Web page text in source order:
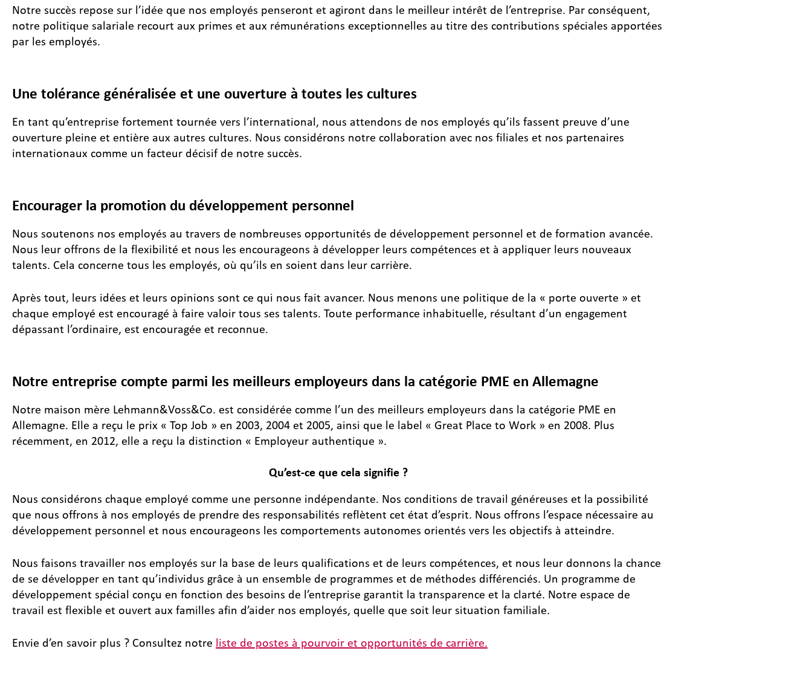
Notre succès repose sur l’idée que nos employés penseront et agiront dans le meilleur intérêt de l’entreprise. Par conséquent,
notre politique salariale recourt aux primes et aux rémunérations exceptionnelles au titre des contributions spéciales apportées
par les employés.
Une tolérance généralisée et une ouverture à toutes les cultures
En tant qu’entreprise fortement tournée vers l’international, nous attendons de nos employés qu’ils fassent preuve d’une
ouverture pleine et entière aux autres cultures. Nous considérons notre collaboration avec nos filiales et nos partenaires
internationaux comme un facteur décisif de notre succès.
Encourager la promotion du développement personnel
Nous soutenons nos employés au travers de nombreuses opportunités de développement personnel et de formation avancée.
Nous leur offrons de la flexibilité et nous les encourageons à développer leurs compétences et à appliquer leurs nouveaux
talents. Cela concerne tous les employés, où qu’ils en soient dans leur carrière.
Après tout, leurs idées et leurs opinions sont ce qui nous fait avancer. Nous menons une politique de la « porte ouverte » et
chaque employé est encouragé à faire valoir tous ses talents. Toute performance inhabituelle, résultant d’un engagement
dépassant l’ordinaire, est encouragée et reconnue.
Notre entreprise compte parmi les meilleurs employeurs dans la catégorie PME en Allemagne
Notre maison mère Lehmann&Voss&Co. est considérée comme l’un des meilleurs employeurs dans la catégorie PME en
Allemagne. Elle a reçu le prix « Top Job » en 2003, 2004 et 2005, ainsi que le label « Great Place to Work » en 2008. Plus
récemment, en 2012, elle a reçu la distinction « Employeur authentique ».
Qu’est-ce que cela signifie ?
Nous considérons chaque employé comme une personne indépendante. Nos conditions de travail généreuses et la possibilité
que nous offrons à nos employés de prendre des responsabilités reflètent cet état d’esprit. Nous offrons l’espace nécessaire au
développement personnel et nous encourageons les comportements autonomes orientés vers les objectifs à atteindre.
Nous faisons travailler nos employés sur la base de leurs qualifications et de leurs compétences, et nous leur donnons la chance
de se développer en tant qu’individus grâce à un ensemble de programmes et de méthodes différenciés. Un programme de
développement spécial conçu en fonction des besoins de l’entreprise garantit la transparence et la clarté. Notre espace de
travail est flexible et ouvert aux familles afin d’aider nos employés, quelle que soit leur situation familiale.
Envie d’en savoir plus ? Consultez notre liste de postes à pourvoir et opportunités de carrière.